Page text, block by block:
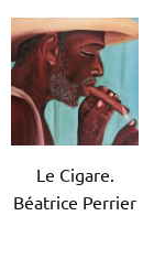
Le Cigare.
Béatrice Perrier